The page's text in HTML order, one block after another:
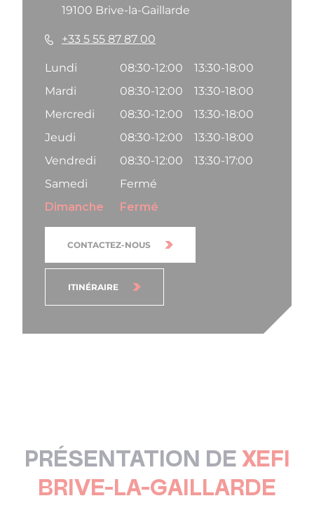
19100 Brive-la-Gaillarde
+33 5 55 87 87 00
Lundi 08:30-12:00
13:30-18:00
Mardi
08:30-12:00
13:30-18:00
Mercredi
08:30-12:00
13:30-18:00
Jeudi
08:30-12:00
13:30-18:00
Vendredi
08:30-12:00
13:30-17:00
Samedi
Fermé
Dimanche
Fermé
CONTACTEZ-NOUS
ITINÉRAIRE
PRÉSENTATION DEXEFI
BRIVE-LA-GAILLARDE